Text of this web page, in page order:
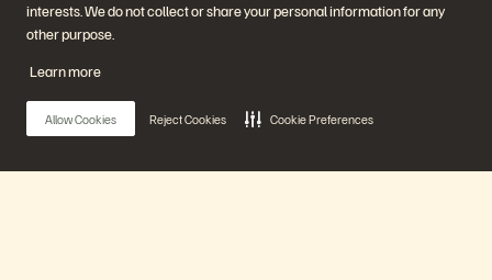
interests. We do not collect or share your personal information for any
other purpose.
Learn more
Allow Cookies Reject Cookies Cookie Preferences
Unternehmen
Auswirkungen
Leadership
Standorte
Lösungen
Virtualisierung